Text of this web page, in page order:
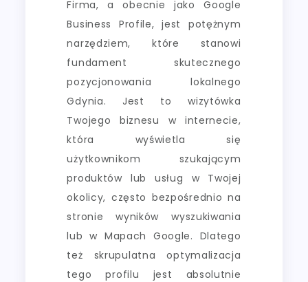
Firma, a obecnie jako Google
Business Profile, jest potężnym
narzędziem, które stanowi
fundament skutecznego
pozycjonowania lokalnego
Gdynia. Jest to wizytówka
Twojego biznesu w internecie,
która wyświetla się
użytkownikom szukającym
produktów lub usług w Twojej
okolicy, często bezpośrednio na
stronie wyników wyszukiwania
lub w Mapach Google. Dlatego
też skrupulatna optymalizacja
tego profilu jest absolutnie